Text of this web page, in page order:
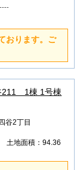
おります。ご
211 1棟 1号棟
谷2丁目
土地面積：94.36